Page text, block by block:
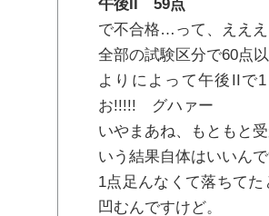
午後II 59点
で不合格…って、ええ
全部の試験区分で60点
よりによって午後IIで
お!!!!! グハァー
いやまあね、もともと
いう結果自体はいいん
1点足んなくて落ちて
凹むんですけど。